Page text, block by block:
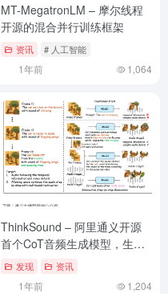
MT-MegatronLM – 摩尔线程
开源的混合并行训练框架
资讯 # 人工智能
1年前 1,064
ThinkSound – 阿里通义开源
首个CoT音频生成模型，生成
音画同步的高保真音频
发现 资讯
1年前 1,204